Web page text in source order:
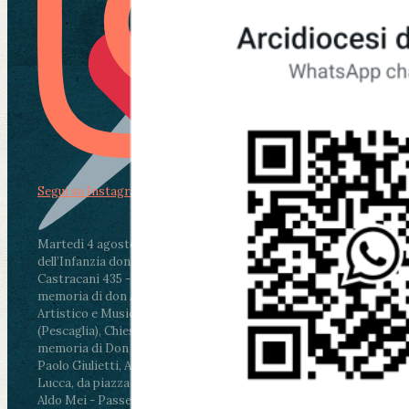
Martedì 4 agosto2026
ore 11:30 - Lucca, Scuola
dell’Infanzia don Aldo Mei - Viale Castruccio
Castracani 435 - Inaugurazione murales in
memoria di don Aldo Mei curato dal Liceo
Artistico e Musicale “Passaglia”
ore 18 - Fiano
(Pescaglia), Chiesa parrocchiale - Messa in
memoria di Don Aldo Mei celebrata da mons.
Paolo Giulietti, Arcivescovo di Lucca
ore 20.30 -
Lucca, da piazza San Michele al Cippo di don
Aldo Mei - Passeggiata della Memoria in alcuni
Segui su Instagram